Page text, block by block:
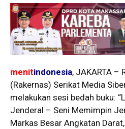
menitindonesia, JAKARTA –
(Rakernas) Serikat Media
melakukan sesi bedah buku:
Jenderal – Seni Memimpin
Markas Besar Angkatan